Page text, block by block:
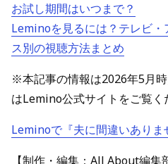
お試し期間はいつまで？
Leminoを見るには？テレビ・
ス別の視聴方法まとめ
※本記事の情報は2026年5月
はLemino公式サイトをご覧く
Leminoで『夫に間違いありま
【制作・編集：All About編集